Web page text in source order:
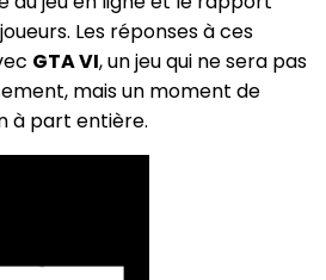
Les réponses à ces
GTA VI, un jeu qui ne sera pas
mais un moment de
à part entière.